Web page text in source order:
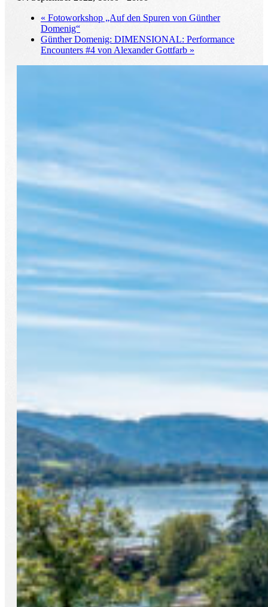
« Fotoworkshop „Auf den Spuren von Günther
Domenig“
Günther Domenig: DIMENSIONAL: Performance
Encounters #4 von Alexander Gottfarb »